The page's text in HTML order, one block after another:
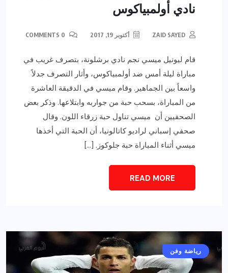
نادي أولمبياكوس
ZAID SAYED أكتوبر 19, 2017
قام ليونيل ميسي نجم نادي برشلونة، بتصرف غريب في
مباراة ليلة أمس ضد أولمبياكوس، وأثار التصرف جدلاً
واسعاً بين الجماهير. وقام ميسي في الدقيقة العاشرة
من المباراة، بسحب حبة من جواربه وابتلاعها. وذكر بعض
الصحفيين أن ميسي تناول حبة زرقاء اللون. وقال
صحفي إسباني لراديو كاتالونيا، أن الحبة التي أخذها
ميسي أثناء المباراة حبة جلوكوز. […]
READ MORE
رياضة وفن